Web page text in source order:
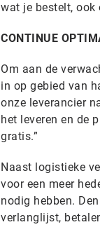
wat je bestelt,
CONTINUE
Om aan de
in op gebied van
onze leverancier
het leveren en de
gratis.”
Naast logistieke
voor een meer
nodig hebben.
verlanglijst,